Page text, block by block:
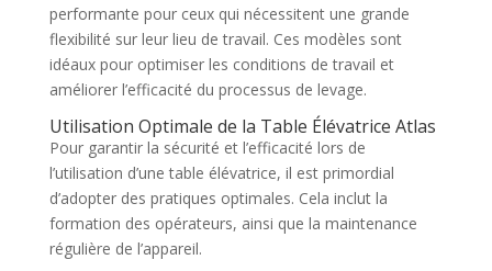
performante pour ceux qui nécessitent une grande
flexibilité sur leur lieu de travail. Ces modèles sont
idéaux pour optimiser les conditions de travail et
améliorer l’efficacité du processus de levage.
Utilisation Optimale de la Table Élévatrice Atlas
Pour garantir la sécurité et l’efficacité lors de
l’utilisation d’une table élévatrice, il est primordial
d’adopter des pratiques optimales. Cela inclut la
formation des opérateurs, ainsi que la maintenance
régulière de l’appareil.